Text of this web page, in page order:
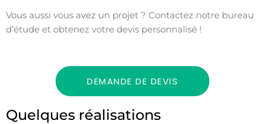
Vous aussi vous avez un projet ? Contactez notre bureau
d’étude et obtenez votre devis personnalisé !
DEMANDE DE DEVIS
Quelques réalisations